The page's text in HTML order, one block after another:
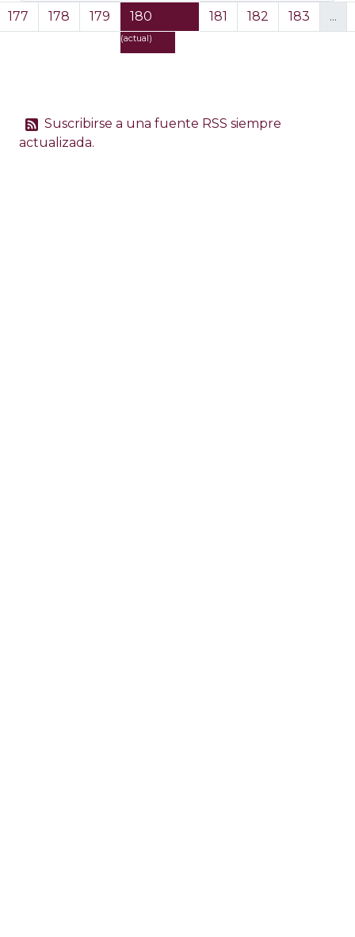
177 178 179 180
(actual)
181 182 183 ...
Suscribirse a una fuente RSS siempre
actualizada.